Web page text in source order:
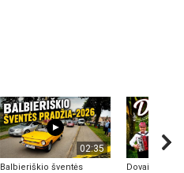
02:35
Balbieriškio šventės
Dovainonių